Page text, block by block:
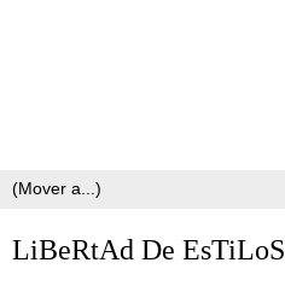
LiBeRtAd De EsTiLoS